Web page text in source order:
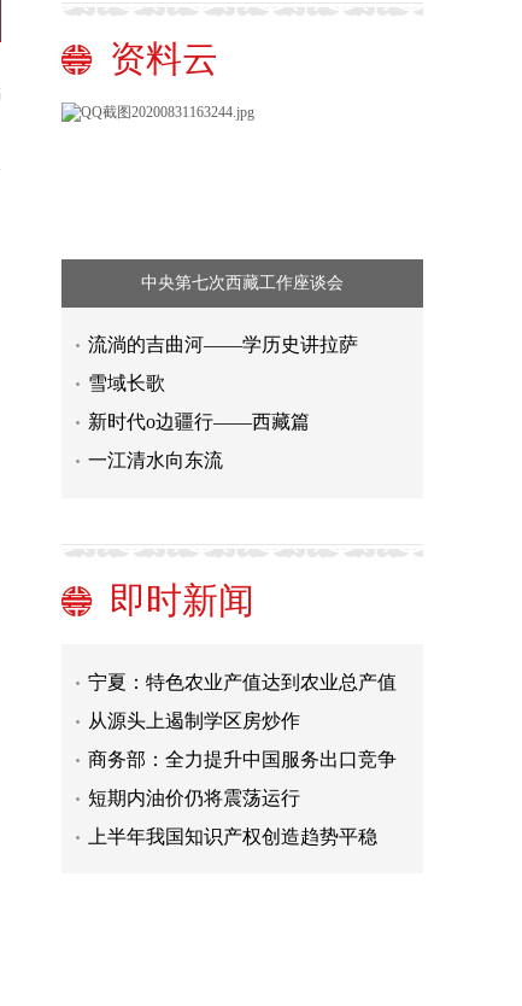
资料云
中央第七次西藏工作座谈会
流淌的吉曲河——学历史讲拉萨
雪域长歌
新时代o边疆行——西藏篇
一江清水向东流
即时新闻
事公益诉讼案宣判
郑渝高铁助力长江三峡游复苏
“体育+旅游”融合发展加速